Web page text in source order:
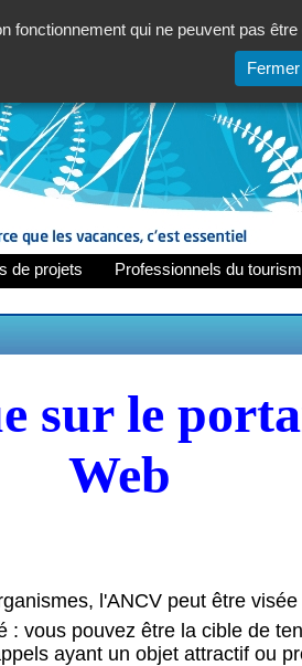
fonctionnement qui ne peuvent pas
Fermer
de projets Professionnels du
sur le
Web
l'ANCV peut être
: vous pouvez être la cible de
ayant un objet attractif ou